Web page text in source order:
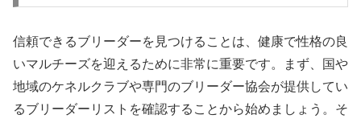
信頼できるブリーダーを見つけることは、健康で性格の良
いマルチーズを迎えるために非常に重要です。まず、国や
地域のケネルクラブや専門のブリーダー協会が提供してい
るブリーダーリストを確認することから始めましょう。そ